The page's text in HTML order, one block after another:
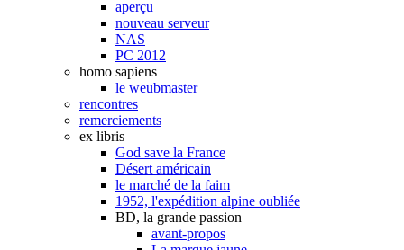
aperçu
nouveau serveur
NAS
PC 2012
homo sapiens
le weubmaster
rencontres
remerciements
ex libris
God save la France
Désert américain
le marché de la faim
1952, l'expédition alpine oubliée
BD, la grande passion
avant-propos